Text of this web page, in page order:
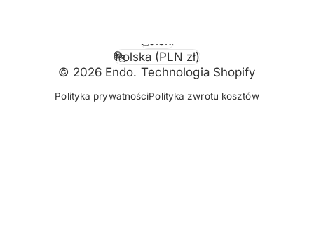
© 2026 Endo. Technologia Shopify
Polityka prywatnościPolityka zwrotu kosztów
Język
Kraj/region
Polska (PLN zł)